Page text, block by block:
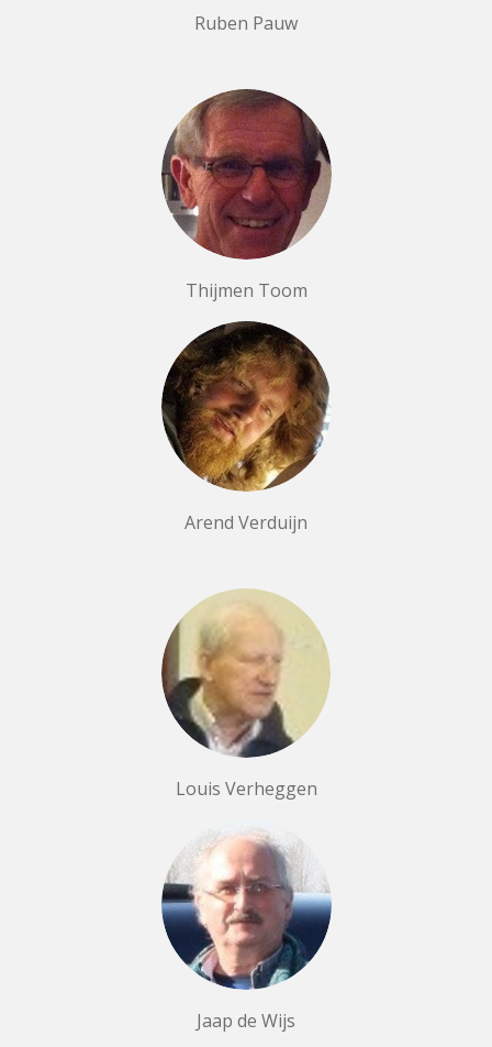
Ruben Pauw
Thijmen Toom
Arend Verduijn
Louis Verheggen
Jaap de Wijs